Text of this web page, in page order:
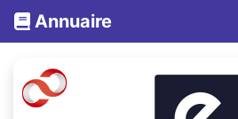
Annuaire